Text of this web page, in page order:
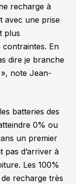
recharge à
avec une prise
plus
contraintes. En
dire je branche
, note Jean-
batteries des
0% ou
un premier
pas d’arriver à
Les 100%
recharge très